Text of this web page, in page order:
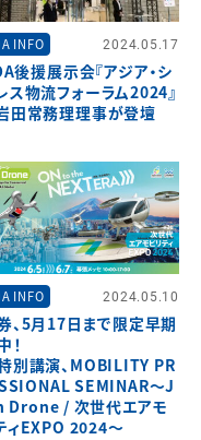
INFO 2024.05.17
後援展示会『アジア・シ
ス物流フォーラム2024』
田常務理理事が登壇
INFO 2024.05.10
、5月17日まで限定早期
！
別講演、MOBILITY PR
SEMINAR～J
Drone / 次世代エアモ
ィEXPO 2024～